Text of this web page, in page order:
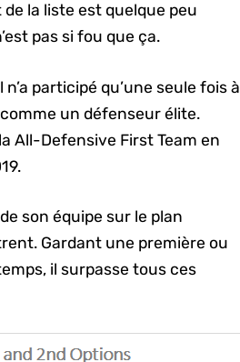
la liste est quelque peu
pas si fou que ça.
participé qu’une seule fois à
un défenseur élite.
All-Defensive First Team en
son équipe sur le plan
Gardant une première ou
il surpasse tous ces